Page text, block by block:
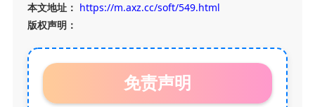
本文地址： https://m.axz.cc/soft/549.html
版权声明：
免责声明